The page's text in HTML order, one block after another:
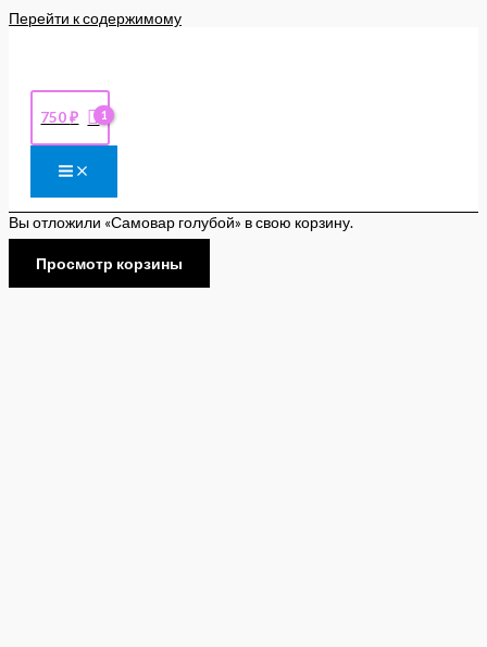
Перейти к содержимому
750₽
Вы отложили «Самовар голубой» в свою корзину.
Просмотр корзины